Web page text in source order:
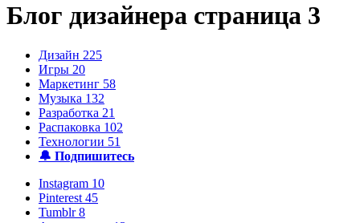
Блог дизайнера страница 3
Дизайн 225
Игры 20
Маркетинг 58
Музыка 132
Разработка 21
Распаковка 102
Технологии 51
🔔 Подпишитесь
Instagram 10
Pinterest 45
Tumblr8